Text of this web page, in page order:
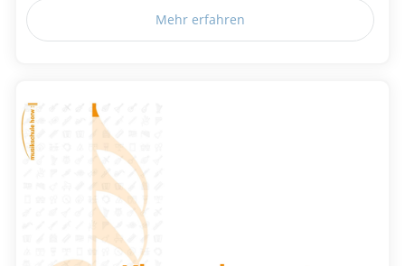
Mehr erfahren